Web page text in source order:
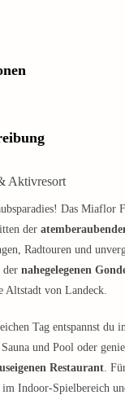
Aktivresort
Das Miaflor
der
Radtouren und
der nahegelegenen
Altstadt von Landeck.
Tag entspannst du
und Pool oder
Restaurant.
im Indoor-Spielbereich